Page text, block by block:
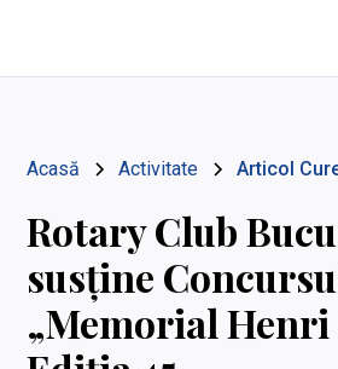
Acasă Activitate Articol
Rotary Club
susține
„Memorial Henri